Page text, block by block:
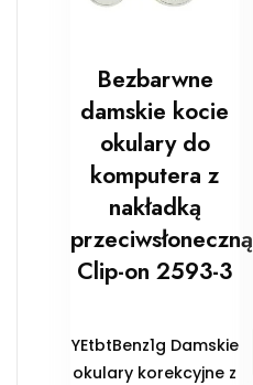
Bezbarwne
damskie kocie
okulary do
komputera z
nakładką
przeciwsłoneczną
Clip-on 2593-3
YEtbtBenz1g Damskie
okulary korekcyjne z